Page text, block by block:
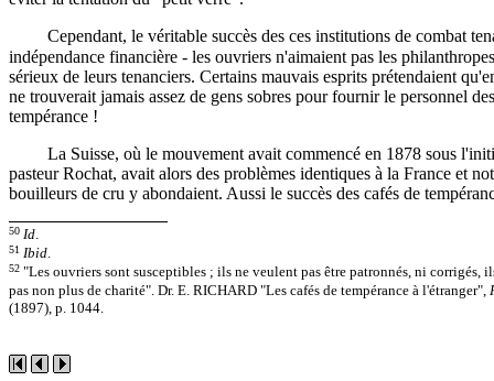
Cependant, le véritable succès des ces institutions de combat
indépendance financière - les ouvriers n'aimaient pas les
sérieux de leurs tenanciers. Certains mauvais esprits prétendaient
ne trouverait jamais assez de gens sobres pour fournir le personnel
tempérance !
La Suisse, où le mouvement avait commencé en 1878 sous
pasteur Rochat, avait alors des problèmes identiques à la France et
bouilleurs de cru y abondaient. Aussi le succès des cafés de
50 Id.
51 Ibid.
52 "Les ouvriers sont susceptibles ; ils ne veulent pas être patronnés, ni corrigés,
pas non plus de charité". Dr. E. RICHARD "Les cafés de tempérance à l'étranger",
(1897), p. 1044.